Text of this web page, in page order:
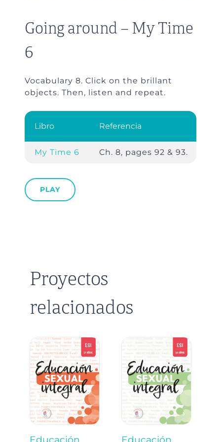
Going around – My Time
6
Vocabulary 8. Click on the brillant
objects. Then, listen and repeat.
Libro Referencia
My Time 6 Ch. 8, pages 92 & 93.
PLAY
Proyectos
relacionados
Educación
Educación